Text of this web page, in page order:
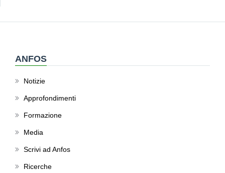
ANFOS
Notizie
Approfondimenti
Formazione
Media
Scrivi ad Anfos
Ricerche